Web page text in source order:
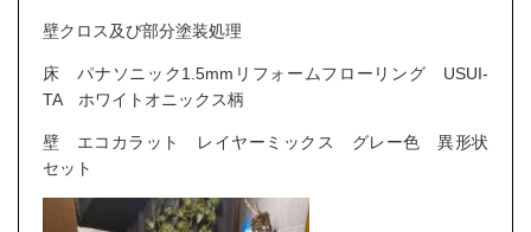
壁クロス及び部分塗装処理
床 パナソニック1.5mmリフォームフローリング USUI-
TA ホワイトオニックス柄
壁 エコカラット レイヤーミックス グレー色 異形状
セット